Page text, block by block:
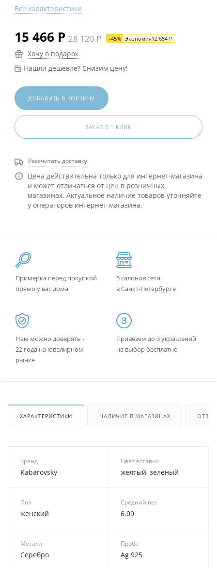
Все характеристики
15 466 Р 28 120Р -45% Экономия12 654 Р
Хочу в подарок
Нашли дешевле? Снизим цену!
ДОБАВИТЬ В КОРЗИНУ
ЗАКАЗ В 1 КЛИК
Рассчитать доставку
Цена действительна только для интернет-магазина
и может отличаться от цен в розничных
магазинах. Актуальное наличие товаров уточняйте
у операторов интернет-магазина.
Примерка перед покупкой
прямо у вас дома
5 салонов сети
в Санкт-Петербурге
Нам можно доверять -
22 года на ювелирном
рынке
Привезем до 3 украшений
на выбор бесплатно
ХАРАКТЕРИСТИКИ НАЛИЧИЕ В МАГАЗИНАХ
Бренд
Kabarovsky
Цвет вставки
желтый, зеленый
Пол
женский
Средний вес
6.09
Металл
Серебро
Проба
Ag 925